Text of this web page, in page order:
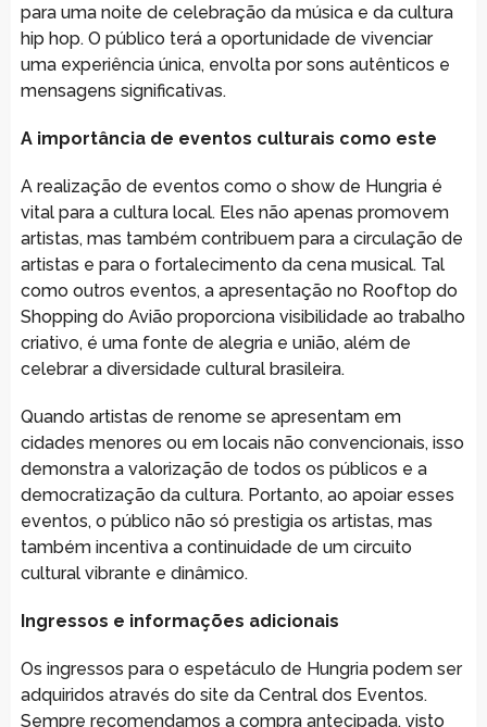
para uma noite de celebração da música e da cultura
hip hop. O público terá a oportunidade de vivenciar
uma experiência única, envolta por sons autênticos e
mensagens significativas.
A importância de eventos culturais como este
A realização de eventos como o show de Hungria é
vital para a cultura local. Eles não apenas promovem
artistas, mas também contribuem para a circulação de
artistas e para o fortalecimento da cena musical. Tal
como outros eventos, a apresentação no Rooftop do
Shopping do Avião proporciona visibilidade ao trabalho
criativo, é uma fonte de alegria e união, além de
celebrar a diversidade cultural brasileira.
Quando artistas de renome se apresentam em
cidades menores ou em locais não convencionais, isso
demonstra a valorização de todos os públicos e a
democratização da cultura. Portanto, ao apoiar esses
eventos, o público não só prestigia os artistas, mas
também incentiva a continuidade de um circuito
cultural vibrante e dinâmico.
Ingressos e informações adicionais
Os ingressos para o espetáculo de Hungria podem ser
adquiridos através do site da Central dos Eventos.
Sempre recomendamos a compra antecipada, visto